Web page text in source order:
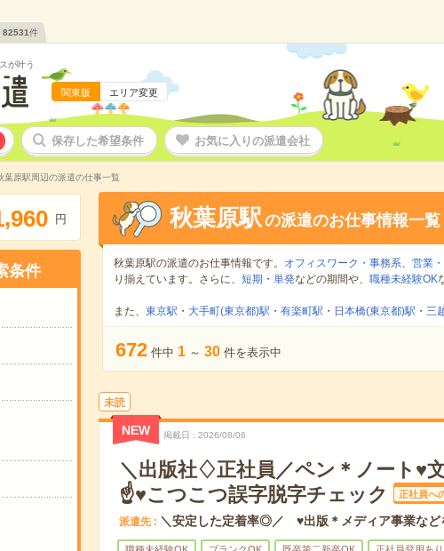
82531件
が叶う
関東版 エリア変更
保存した希望条件 お気に入りの派遣会社
葉原駅周辺の派遣の仕事一覧
,960 円
条件
秋葉原駅の派遣のお仕事情報一覧
秋葉原駅の派遣のお仕事情報です。 オフィスワーク・事務系、 営業
り揃えています。さらに、 短期 ・ 単発などの期間や、 職種未経験OK
また、 東京駅 ・ 大手町(東京都)駅 ・ 有楽町駅 ・ 日本橋(東京都)駅 ・ 三
672 件中 1 ～ 30 件を表示中
未読
NEW 掲載日 2026/08/06
＼出版社♢正社員／ペン＊ノート♥
☝♥こつこつ誤字脱字チェック
正社員へ
派遣先 ＼安定した定着率◎／ ♥出版＊メディア事業など